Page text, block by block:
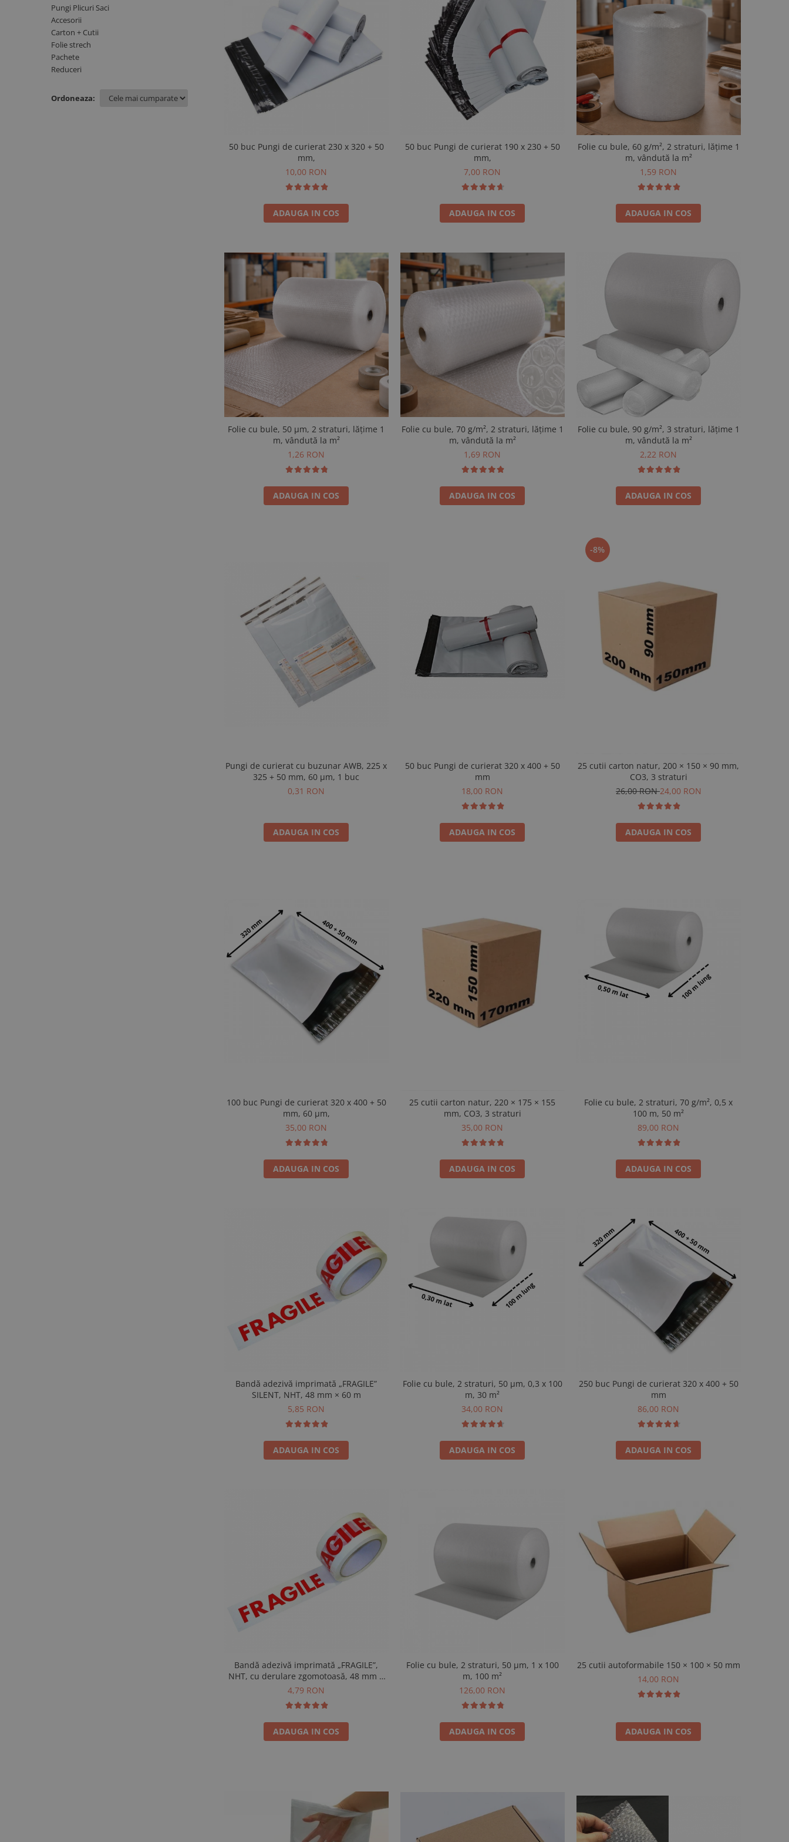
Pungi Plicuri Saci
Accesorii
Carton + Cutii
Folie strech
Pachete
Reduceri
Ordoneaza:
50 buc Pungi de curierat 230 x 320 + 50
mm,
10,00 RON
ADAUGA IN COS
50 buc Pungi de curierat 190 x 230 + 50
mm,
7,00 RON
ADAUGA IN COS
Folie cu bule, 60 g/m², 2 straturi, lățime 1
m, vândută la m²
1,59 RON
ADAUGA IN COS
Folie cu bule, 50 µm, 2 straturi, lățime 1
m, vândută la m²
1,26 RON
ADAUGA IN COS
Folie cu bule, 70 g/m², 2 straturi, lățime 1
m, vândută la m²
1,69 RON
ADAUGA IN COS
Folie cu bule, 90 g/m², 3 straturi, lățime 1
m, vândută la m²
2,22 RON
ADAUGA IN COS
Pungi de curierat cu buzunar AWB, 225 x
325 + 50 mm, 60 µm, 1 buc
0,31 RON
ADAUGA IN COS
50 buc Pungi de curierat 320 x 400 + 50
mm
18,00 RON
ADAUGA IN COS
-8%
25 cutii carton natur, 200 × 150 × 90 mm,
CO3, 3 straturi
26,00 RON24,00 RON
ADAUGA IN COS
100 buc Pungi de curierat 320 x 400 + 50
mm, 60 µm,
35,00 RON
ADAUGA IN COS
25 cutii carton natur, 220 × 175 × 155
mm, CO3, 3 straturi
35,00 RON
ADAUGA IN COS
Folie cu bule, 2 straturi, 70 g/m², 0,5 x
100 m, 50 m²
89,00 RON
ADAUGA IN COS
Bandă adezivă imprimată „FRAGILE”
SILENT, NHT, 48 mm × 60 m
5,85 RON
ADAUGA IN COS
Folie cu bule, 2 straturi, 50 µm, 0,3 x 100
m, 30 m²
34,00 RON
ADAUGA IN COS
250 buc Pungi de curierat 320 x 400 + 50
mm
86,00 RON
ADAUGA IN COS
Bandă adezivă imprimată „FRAGILE”,
NHT, cu derulare zgomotoasă, 48 mm ×
60 m
4,79 RON
ADAUGA IN COS
Folie cu bule, 2 straturi, 50 µm, 1 x 100
m, 100 m²
126,00 RON
ADAUGA IN COS
25 cutii autoformabile 150 × 100 × 50 mm
14,00 RON
ADAUGA IN COS